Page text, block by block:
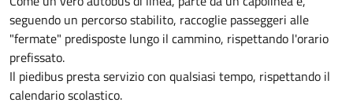
seguendo un percorso stabilito, raccoglie passeggeri alle
"fermate" predisposte lungo il cammino, rispettando l'orario
prefissato.
Il piedibus presta servizio con qualsiasi tempo, rispettando il
calendario scolastico.